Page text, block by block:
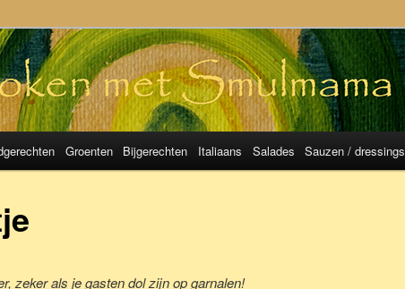
Groenten Bijgerechten Italiaans Salades Sauzen / dressings
zeker als je gasten dol zijn op garnalen!